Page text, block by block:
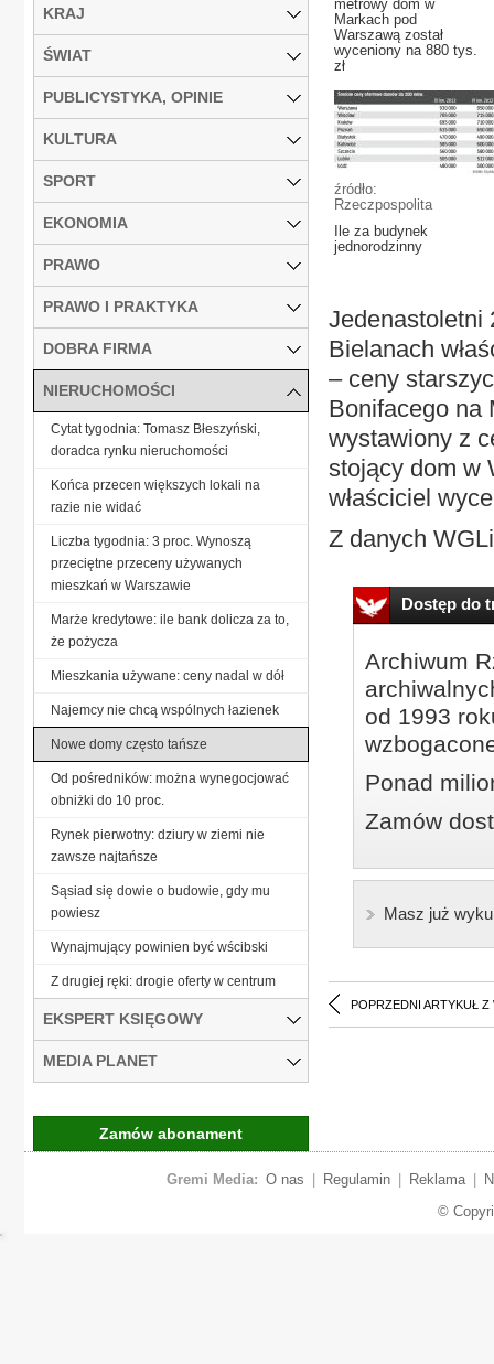
metrowy dom w
Markach pod
Warszawą został
wyceniony na 880 tys.
zł
źródło:
Rzeczpospolita
Ile za budynek
jednorodzinny
Jedenastoletni
Bielanach
– ceny
Bonifacego na
wystawiony z
stojący dom w
właściciel
Z danych
Dostęp do
Archiwum
od 1993
Ponad
Zamów
Masz już
POPRZEDNI ARTYKUŁ Z
KRAJ
ŚWIAT
PUBLICYSTYKA, OPINIE
KULTURA
SPORT
EKONOMIA
PRAWO
PRAWO I PRAKTYKA
DOBRA FIRMA
NIERUCHOMOŚCI
Cytat tygodnia: Tomasz Błeszyński,
doradca rynku nieruchomości
Końca przecen większych lokali na
razie nie widać
Liczba tygodnia: 3 proc. Wynoszą
przeciętne przeceny używanych
mieszkań w Warszawie
Marże kredytowe: ile bank dolicza za to,
że pożycza
Mieszkania używane: ceny nadal w dół
Najemcy nie chcą wspólnych łazienek
Nowe domy często tańsze
Od pośredników: można wynegocjować
obniżki do 10 proc.
Rynek pierwotny: dziury w ziemi nie
zawsze najtańsze
Sąsiad się dowie o budowie, gdy mu
powiesz
Wynajmujący powinien być wścibski
Z drugiej ręki: drogie oferty w centrum
EKSPERT KSIĘGOWY
MEDIA PLANET
Zamów abonament
Gremi Media: O nas Regulamin Reklama
©